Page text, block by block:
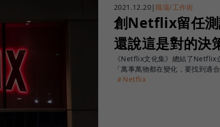
2021.12.20|職場/工作術
創Netflix留任測
還說這是對的決
《Netflix文化集》總結了Netflix
「萬事萬物都在變化，要找到適
＃Netflix